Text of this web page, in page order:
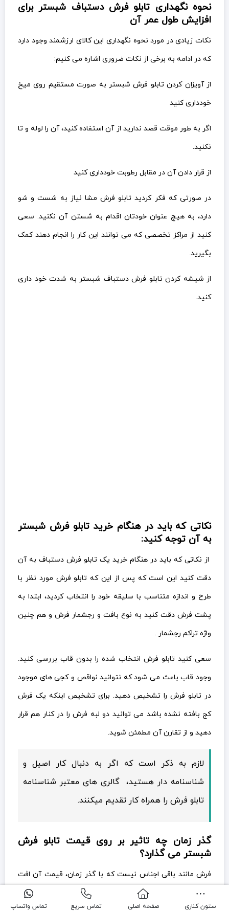
نحوه نگهداری تابلو فرش دستباف شبستر برای
افزایش طول عمر آن
نکات زیادی در مورد نحوه نگهداری این کالای ارزشمند وجود دارد
که در ادامه به برخی از نکات ضروری اشاره می کنیم:
از آویزان کردن تابلو فرش شبستر به صورت مستقیم روی میخ
خودداری کنید
اگر به طور موقت قصد ندارید از آن استفاده کنید، آن را لوله و تا
نکنید.
از قرار دادن آن در مقابل رطوبت خودداری کنید
در صورتی که فکر کردید تابلو فرش مشا نیاز به شست و شو
دارد، به هیچ عنوان خودتان اقدام به شستن آن نکنید. سعی
کنید از مراکز تخصصی که می توانند این کار را انجام دهند کمک
بگیرید.
از شیشه کردن تابلو فرش دستباف شبستر به شدت خود داری
کنید.
نکاتی که باید در هنگام خرید تابلو فرش شبستر
به آن توجه کنید:
از نکاتی که باید در هنگام خرید یک تابلو فرش دستباف به آن
دقت کنید این است که پس از این که تابلو فرش مورد نظر با
طرح و اندازه متناسب با سلیقه خود را انتخاب کردید، ابتدا به
پشت فرش دقت کنید به نوع بافت و رجشمار فرش و هم چنین
واژه تراکم رجشمار .
سعی کنید تابلو فرش انتخاب شده را بدون قاب بررسی کنید.
وجود قاب باعث می شود که نتوانید نواقص و کجی های موجود
در تابلو فرش را تشخیص دهید. برای تشخیص اینکه یک فرش
کج بافته نشده باشد می توانید دو لبه فرش را در کنار هم قرار
دهید و از تقارن آن مطمئن شوید.
لازم به ذکر است که اگر به دنبال کار اصیل و
شناسنامه دار هستید، گالری های معتبر شناسنامه
تابلو فرش را همراه کار تقدیم میکنند.
گذر زمان چه تاثیر بر روی قیمت تابلو فرش
شبستر می گذارد؟
فرش مانند باقی اجناس نیست که با گذر زمان، قیمت آن افت
پیدا کند. برعکس هر چه از قدمت یک فرش بگذرد ارزش آن
ستون کناری صفحه اصلی تماس سریع تماس واتساپ